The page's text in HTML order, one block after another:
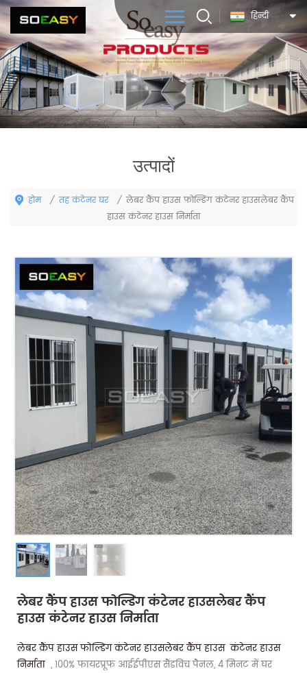
हिन्दी
उत्पादों
होम / तह कंटेनर घर / लेबर कैंप हाउस फोल्डिंग कंटेनर हाउसलेबर कैंप
हाउस कंटेनर हाउस निर्माता
लेबर कैंप हाउस फोल्डिंग कंटेनर हाउसलेबर कैंप
हाउस कंटेनर हाउस निर्माता
लेबर कैंप हाउस फोल्डिंग कंटेनर हाउसलेबर कैंप हाउसकंटेनर हाउस
निर्माता , 100% फायरप्रूफ आईईपीएस सैंडविच पैनल, 4 मिनट में घर